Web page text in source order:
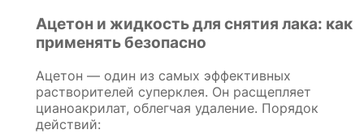
Ацетон и жидкость для снятия лака: как
применять безопасно
Ацетон — один из самых эффективных
растворителей суперклея. Он расщепляет
цианоакрилат, облегчая удаление. Порядок
действий: